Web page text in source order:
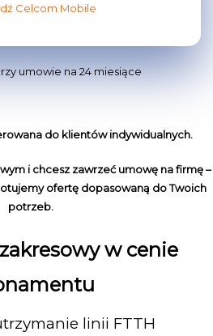
Celcom Mobile
umowie na 24 miesiące
do klientów indywidualnych.
i chcesz zawrzeć umowę na firmę –
ofertę dopasowaną do Twoich
potrzeb.
w cenie
linii FTTH